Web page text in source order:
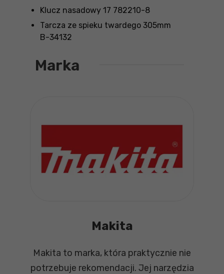
Klucz nasadowy 17 782210-8
Tarcza ze spieku twardego 305mm
B-34132
Marka
Makita
Makita to marka, która praktycznie nie
potrzebuje rekomendacji. Jej narzędzia